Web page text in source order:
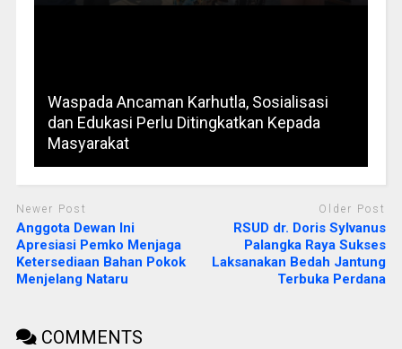
Waspada Ancaman Karhutla, Sosialisasi
dan Edukasi Perlu Ditingkatkan Kepada
Masyarakat
Newer Post
Anggota Dewan Ini
Apresiasi Pemko Menjaga
Ketersediaan Bahan Pokok
Menjelang Nataru
Older Post
RSUD dr. Doris Sylvanus
Palangka Raya Sukses
Laksanakan Bedah Jantung
Terbuka Perdana
COMMENTS